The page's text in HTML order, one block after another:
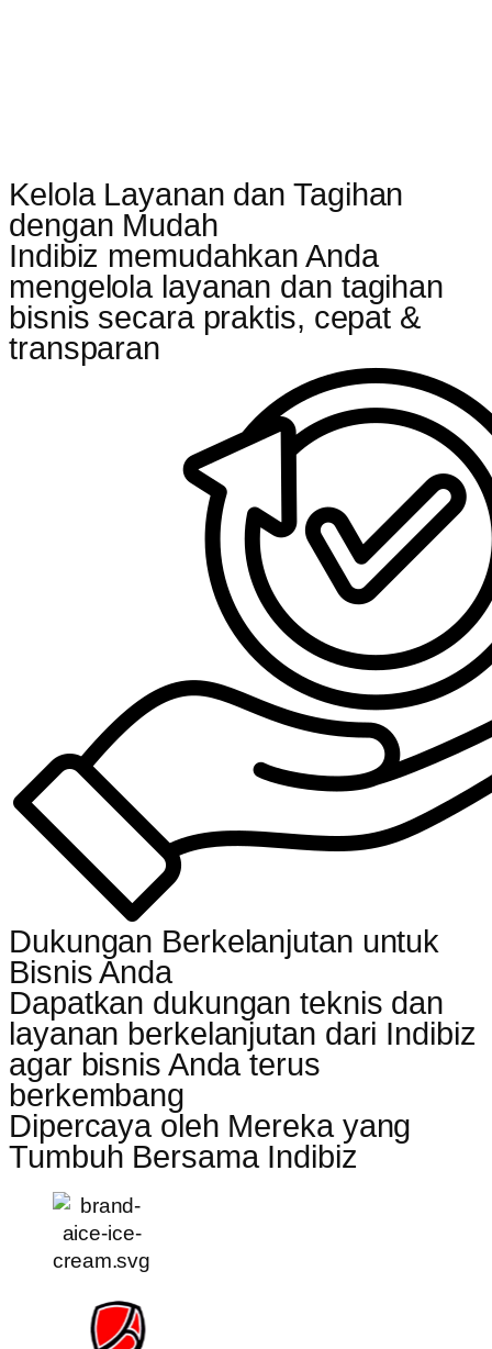
Kelola Layanan dan Tagihan
dengan Mudah
Indibiz memudahkan Anda
mengelola layanan dan tagihan
bisnis secara praktis, cepat &
transparan
Dukungan Berkelanjutan untuk
Bisnis Anda
Dapatkan dukungan teknis dan
layanan berkelanjutan dari Indibiz
agar bisnis Anda terus
berkembang
Dipercaya oleh Mereka yang
Tumbuh Bersama Indibiz